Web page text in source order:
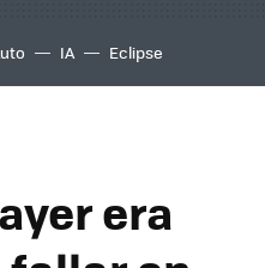
IA Eclipse
era